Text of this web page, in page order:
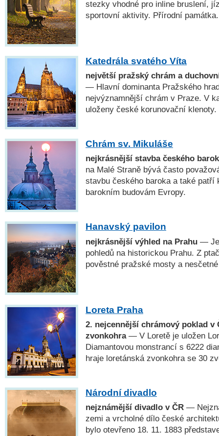
stezky vhodné pro inline bruslení,
sportovní aktivity. Přírodní památka.
Katedrála svatého Víta
největší pražský chrám a
— Hlavní dominanta Pražského
nejvýznamnější chrám v Praze. V
uloženy české korunovační klenoty.
Chrám sv. Mikuláše
nejkrásnější stavba českého
na Malé Straně bývá často
stavbu českého baroka a také patří
barokním budovám Evropy.
Hanavský pavilon
nejkrásnější výhled na Prahu —
pohledů na historickou Prahu. Z
pověstné pražské mosty a
Loreta Praha
2. nejcennější chrámový poklad v
zvonkohra— V Loretě je uložen
Diamantovou monstrancí s 6222
hraje loretánská zvonkohra se 30
Národní divadlo
nejznámější divadlo v ČR —
zemi a vrcholné dílo české
bylo otevřeno 18. 11. 1883